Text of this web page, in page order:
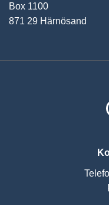
Box 1100
871 29 Härnösand